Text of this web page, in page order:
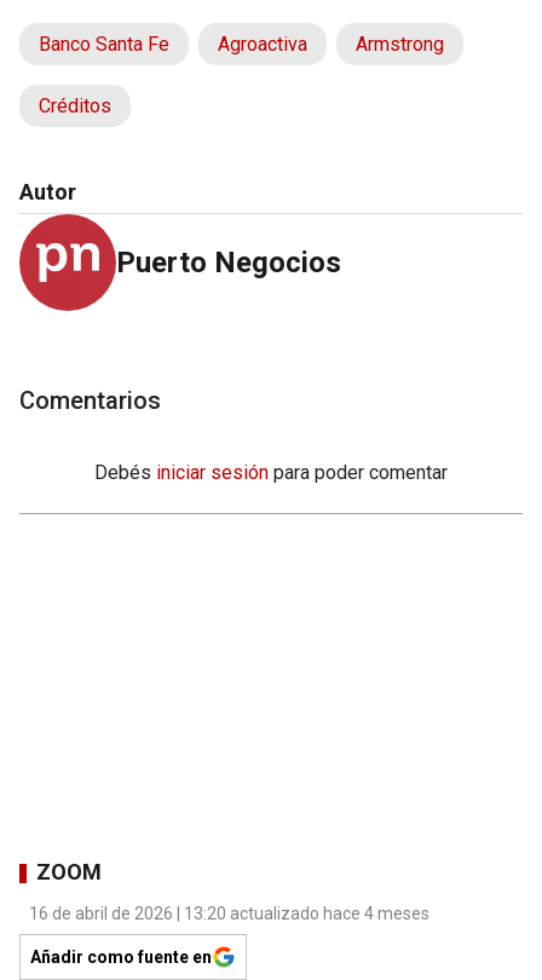
Banco Santa Fe Agroactiva Armstrong
Créditos
Autor
Puerto Negocios
Comentarios
Debés iniciar sesión para poder comentar
ZOOM
16 de abril de 2026 | 13:20 actualizado hace 4 meses
Añadir como fuente en